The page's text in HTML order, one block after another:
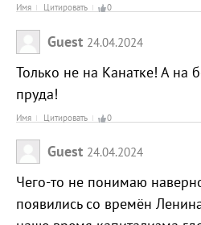
Имя Цитировать 0
Guest 24.04.2024
Только не на Канатке! А на
пруда!
Имя Цитировать 0
Guest 24.04.2024
Чего-то не понимаю
появились со времён